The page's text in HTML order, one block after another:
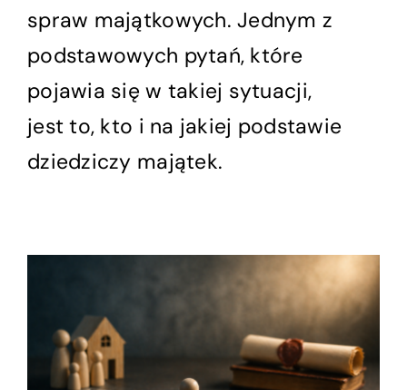
spraw majątkowych. Jednym z
podstawowych pytań, które
pojawia się w takiej sytuacji,
jest to, kto i na jakiej podstawie
dziedziczy majątek.